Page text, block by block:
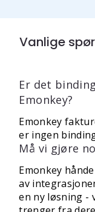
Vanlige
Er det
Emonkey?
Emonkey
er ingen
Må vi gjøre
Emonkey
av
en ny løsning -